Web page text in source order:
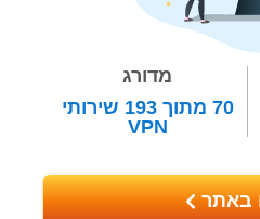
מדורג
70 מתוך193 שירותי
VPN
באתר